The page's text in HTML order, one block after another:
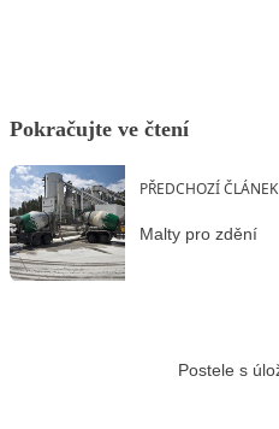
Pokračujte ve čtení
PŘEDCHOZÍ ČLÁNEK
Malty pro zdění
Postele s